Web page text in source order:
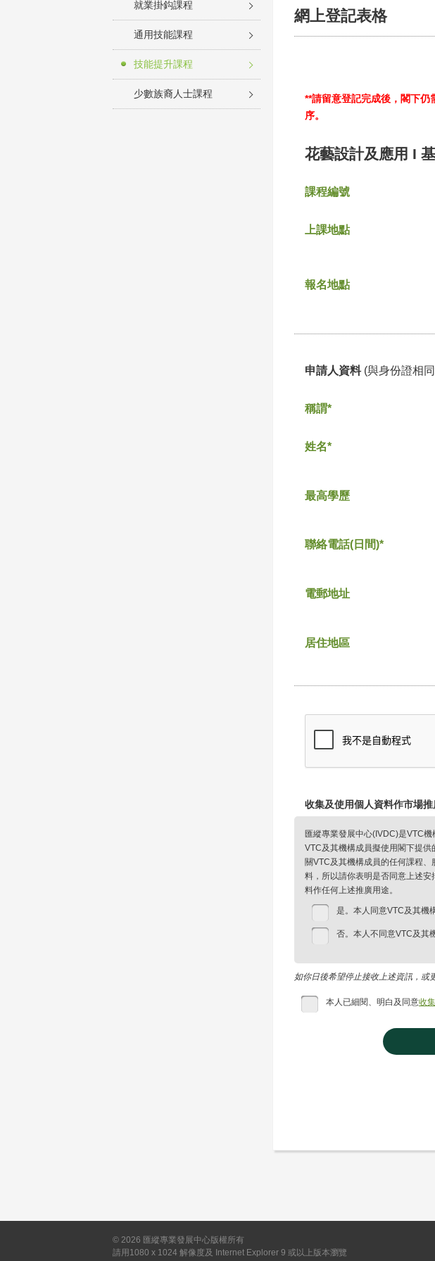
就業掛鈎課程
通用技能課程
技能提升課程
少數族裔人士課程
網上登記表格
**請留意登記完成後，閣下
序。
花藝設計及應用 I
課程編號
上課地點
報名地點
申請人資料 (與身份證相
稱謂*
姓名*
最高學歷
聯絡電話(日間)*
電郵地址
居住地區
收集及使用個人資料作市場推
匯縱專業發展中心(IVDC)是VTC機
VTC及其機構成員擬使用閣下提
關VTC及其機構成員的任何課程
料，所以請你表明是否同意上述
料作任何上述推廣用途。
是。本人同意VTC及其機
否。本人不同意VTC及其
如你日後希望停止接收上述資訊，或
本人已細閱、明白及同意收
© 2026 匯縱專業發展中心版權所有
請用1080 x 1024 解像度及 Internet Explorer 9 或以上版本瀏覽